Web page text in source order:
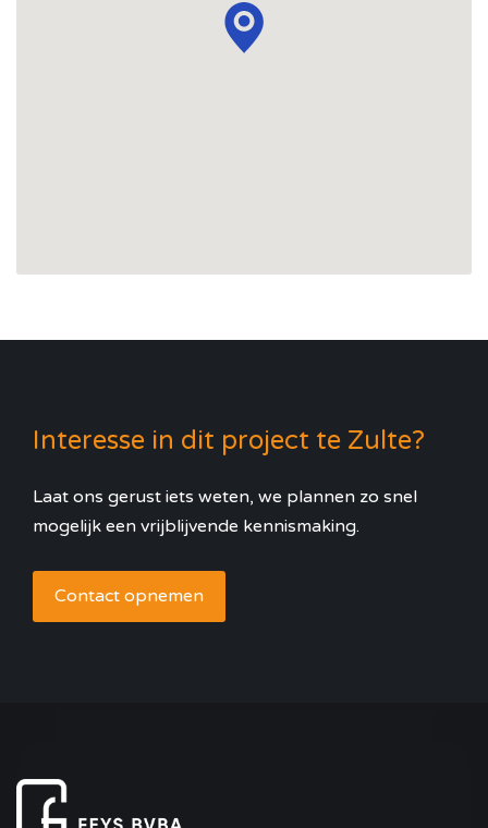
Interesse in dit project te Zulte?
Laat ons gerust iets weten, we plannen zo snel
mogelijk een vrijblijvende kennismaking.
Contact opnemen